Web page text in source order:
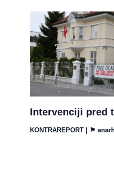
Intervenciji pred
KONTRAREPORT | ⚑